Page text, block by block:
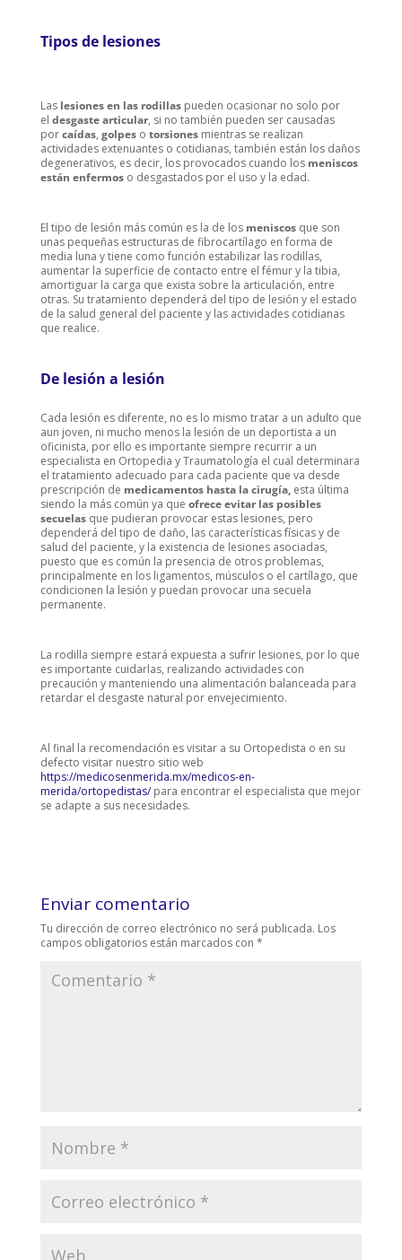
Tipos de lesiones
Las lesiones en las rodillaspueden ocasionar no solo por
el desgaste articular, si no también pueden ser causadas
porcaídas, golpeso torsionesmientras se realizan
actividades extenuantes o cotidianas, también están los daños
degenerativos, es decir, los provocados cuando los meniscos
están enfermoso desgastados por el uso y la edad.
El tipo de lesión más común es la de los meniscos que son
unas pequeñas estructuras de fibrocartílago en forma de
media luna y tiene como función estabilizar las rodillas,
aumentar la superficie de contacto entre el fémur y la tibia,
amortiguar la carga que exista sobre la articulación, entre
otras. Su tratamiento dependerá del tipo de lesión y el estado
de la salud general del paciente y las actividades cotidianas
que realice.
De lesión a lesión
Cada lesión es diferente, no es lo mismo tratar a un adulto que
aun joven, ni mucho menos la lesión de un deportista a un
oficinista, por ello es importante siempre recurrir a un
especialista en Ortopedia y Traumatología el cual determinara
el tratamiento adecuado para cada paciente que va desde
prescripción de medicamentos hasta la cirugía,esta última
siendo la más común ya que ofrece evitar las posibles
secuelasque pudieran provocar estas lesiones, pero
dependerá del tipo de daño, las características físicas y de
salud del paciente, y la existencia de lesiones asociadas,
puesto que es común la presencia de otros problemas,
principalmente en los ligamentos, músculos o el cartílago, que
condicionen la lesión y puedan provocar una secuela
permanente.
La rodilla siempre estará expuesta a sufrir lesiones, por lo que
es importante cuidarlas, realizando actividades con
precaución y manteniendo una alimentación balanceada para
retardar el desgaste natural por envejecimiento.
Al final la recomendación es visitar a su Ortopedista o en su
defecto visitar nuestro sitio web
https://medicosenmerida.mx/medicos-en-
merida/ortopedistas/para encontrar el especialista que mejor
se adapte a sus necesidades.
Enviar comentario
Tu dirección de correo electrónico no será publicada. Los
campos obligatorios están marcados con *